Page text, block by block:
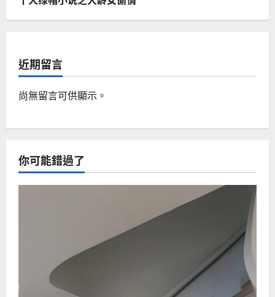
近期留言
尚無留言可供顯示。
你可能錯過了